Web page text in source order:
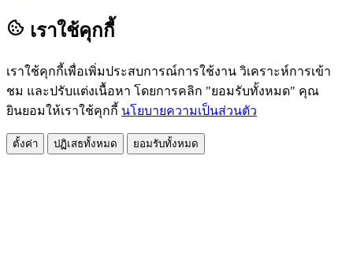
เราใช้คุกกี้
เราใช้คุกกี้เพื่อเพิ่มประสบการณ์การใช้งาน วิเคราะห์การเข้า
ชม และปรับแต่งเนื้อหา โดยการคลิก "ยอมรับทั้งหมด" คุณ
ยินยอมให้เราใช้คุกกี้ นโยบายความเป็นส่วนตัว
ตั้งค่า ปฏิเสธทั้งหมด ยอมรับทั้งหมด